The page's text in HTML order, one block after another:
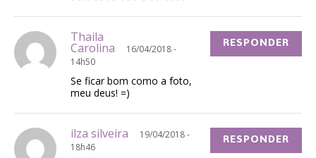
Thaila
Carolina
16/04/2018 -
14h50
Se ficar bom como a foto,
meu deus! =)
RESPONDER
ilza silveira
19/04/2018 -
18h46
RESPONDER